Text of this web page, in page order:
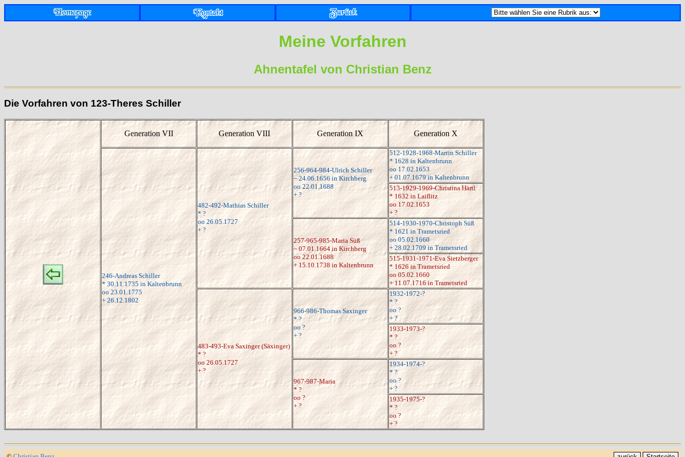
Meine Vorfahren
Ahnentafel von Christian Benz
Die Vorfahren von 123-Theres Schiller
Generation VII Generation VIII Generation IX Generation X
246-Andreas Schiller
* 30.11.1735 in Kaltenbrunn
oo 23.01.1775
+ 26.12.1802
482-492-Mathias Schiller
* ?
oo 26.05.1727
+ ?
256-964-984-Ulrich Schiller
~ 24.06.1656 in Kirchberg
oo 22.01.1688
+ ?
512-1928-1968-Martin Schiller
* 1628 in Kaltenbrunn
oo 17.02.1653
+ 01.07.1679 in Kaltenbrunn
513-1929-1969-Christina Härtl
* 1632 in Laiflitz
oo 17.02.1653
+ ?
257-965-985-Maria Süß
~ 07.01.1664 in Kirchberg
oo 22.01.1688
+ 15.10.1738 in Kaltenbrunn
514-1930-1970-Christoph Süß
* 1621 in Trametsried
oo 05.02.1660
+ 28.02.1709 in Trametsried
515-1931-1971-Eva Sietzberger
* 1626 in Trametsried
oo 05.02.1660
+ 11.07.1716 in Trametsried
483-493-Eva Saxinger (Säxinger)
* ?
oo 26.05.1727
+ ?
966-986-Thomas Saxinger
* ?
oo ?
+ ?
1932-1972-?
* ?
oo ?
+ ?
1933-1973-?
* ?
oo ?
+ ?
967-987-Maria
* ?
oo ?
+ ?
1934-1974-?
* ?
oo ?
+ ?
1935-1975-?
* ?
oo ?
+ ?